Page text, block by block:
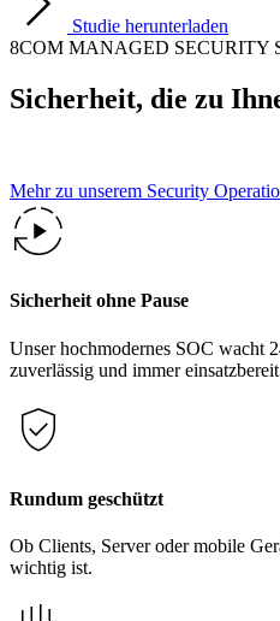
Studie herunterladen
8COM MANAGED SECURITY
Sicherheit, die zu
Mehr zu unserem Security
Sicherheit ohne Pause
Unser hochmodernes SOC wacht
zuverlässig und immer
Rundum geschützt
Ob Clients, Server oder mobile
wichtig ist.